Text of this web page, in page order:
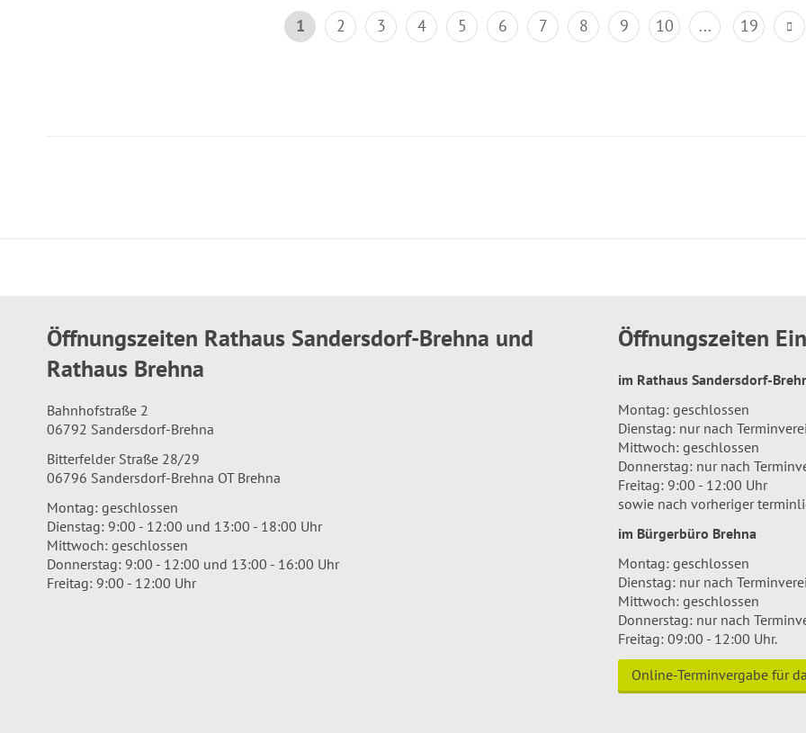
1 2 3 4 5 6 7 8 9 10 ... 19
Öffnungszeiten Rathaus Sandersdorf-Brehna und
Rathaus Brehna
Bahnhofstraße 2
06792 Sandersdorf-Brehna
Bitterfelder Straße 28/29
06796 Sandersdorf-Brehna OT Brehna
Montag: geschlossen
Dienstag: 9:00 - 12:00 und 13:00 - 18:00 Uhr
Mittwoch: geschlossen
Donnerstag: 9:00 - 12:00 und 13:00 - 16:00 Uhr
Freitag: 9:00 - 12:00 Uhr
Öffnungszeiten
im Rathaus Sandersdorf-
Montag: geschlossen
Dienstag: nur nach
Mittwoch: geschlossen
Donnerstag: nur nach
Freitag: 9:00 - 12:00 Uhr
sowie nach vorheriger
im Bürgerbüro Brehna
Montag: geschlossen
Dienstag: nur nach
Mittwoch: geschlossen
Donnerstag: nur nach
Freitag: 09:00 - 12:00 Uhr.
Online-Terminvergabe für